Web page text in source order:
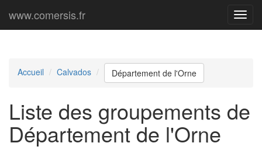
Menu
www.comersis.fr
Accueil Calvados Département de l'Orne
Liste des groupements de
Département de l'Orne